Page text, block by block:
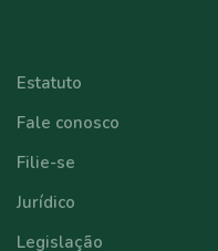
Estatuto
Fale conosco
Filie-se
Jurídico
Legislação